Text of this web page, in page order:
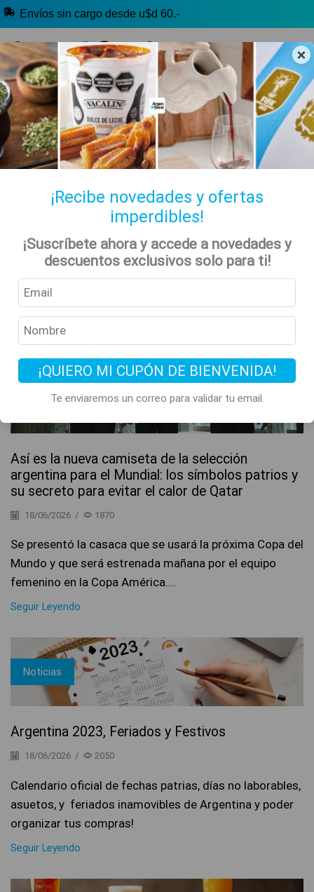
×
¡Recibe novedades y ofertas
imperdibles!
¡Suscríbete ahora y accede a novedades y
descuentos exclusivos solo para ti!
¡QUIERO MI CUPÓN DE BIENVENIDA!
Te enviaremos un correo para validar tu email.
Envíos sin cargo desde u$d 60.-
🔥 Yerba Mate
🧉 Clásicos argentinos 🏷️ Todas las categorías
Inicio Archivo Por Categoría "Noticias" Categoría:Noticias
Así es la nueva camiseta de la selección
argentina para el Mundial: los símbolos patrios y
su secreto para evitar el calor de Qatar
18/06/2026 / 1870
Se presentó la casaca que se usará la próxima Copa del
Mundo y que será estrenada mañana por el equipo
femenino en la Copa América....
Seguir Leyendo
Noticias
Argentina 2023, Feriados y Festivos
18/06/2026 / 2050
Calendario oficial de fechas patrias, días no laborables,
asuetos, y feriados inamovibles de Argentina y poder
organizar tus compras!
Seguir Leyendo